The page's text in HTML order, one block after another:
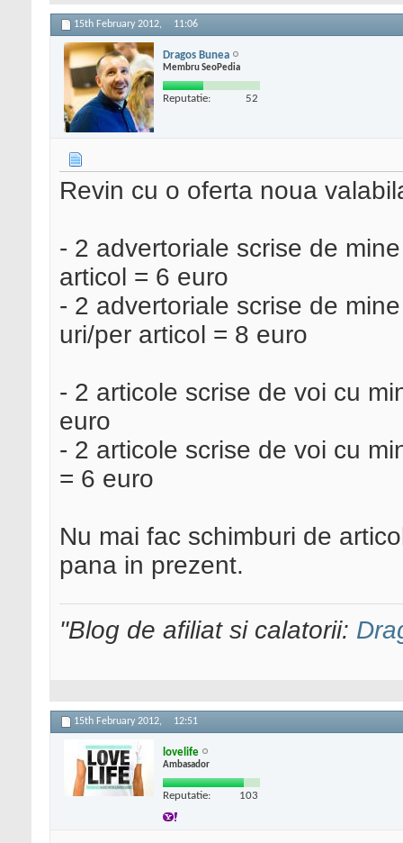
15th February 2012, 11:06
Dragos Bunea
Membru SeoPedia
Reputatie: 52
Revin cu o oferta noua
- 2 advertoriale scrise de
articol = 6 euro
- 2 advertoriale scrise de
uri/per articol = 8 euro
- 2 articole scrise de voi cu
euro
- 2 articole scrise de voi cu
= 6 euro
Nu mai fac schimburi de
pana in prezent.
"Blog de afiliat si calatorii:
15th February 2012, 12:51
lovelife
Ambasador
Reputatie: 103